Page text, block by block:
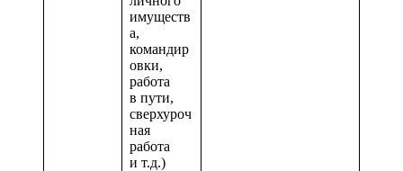
имуществ
а,
командир
овки,
работа
в пути,
сверхуроч
ная
работа
и т.д.)